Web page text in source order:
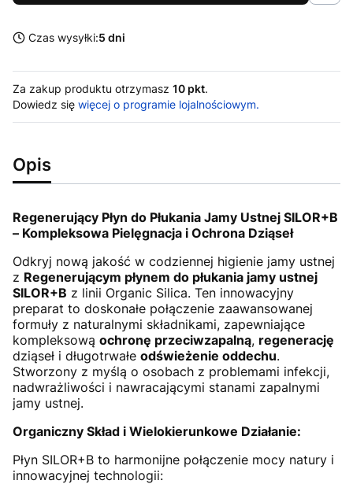
Czas wysyłki:5 dni
Za zakup produktu otrzymasz 10 pkt.
Dowiedz się więcej o programie lojalnościowym.
Opis
Regenerujący Płyn do Płukania Jamy Ustnej SILOR+B
– Kompleksowa Pielęgnacja i Ochrona Dziąseł
Odkryj nową jakość w codziennej higienie jamy ustnej
z Regenerującym płynem do płukania jamy ustnej
SILOR+B z linii Organic Silica. Ten innowacyjny
preparat to doskonałe połączenie zaawansowanej
formuły z naturalnymi składnikami, zapewniające
kompleksową ochronę przeciwzapalną, regenerację
dziąseł i długotrwałe odświeżenie oddechu.
Stworzony z myślą o osobach z problemami infekcji,
nadwrażliwości i nawracającymi stanami zapalnymi
jamy ustnej.
Organiczny Skład i Wielokierunkowe Działanie:
Płyn SILOR+B to harmonijne połączenie mocy natury i
innowacyjnej technologii: